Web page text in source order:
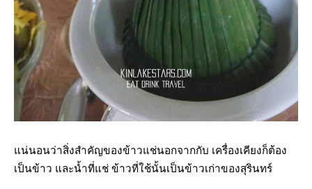
แน่นอนว่าสิ่งสำคัญของข้าวแช่นอกจากกับ เครื่องเคียงก็ต้อง
เป็นข้าว และน้ำที่แช่ ข้าวที่ใช้นั้นเป็นข้าวเก่าของสุรินทร์